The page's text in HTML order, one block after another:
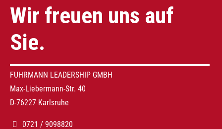
Wir freuen uns auf
Sie.
FUHRMANN LEADERSHIP GMBH
Max-Liebermann-Str. 40
D-76227 Karlsruhe
0721 / 9098820